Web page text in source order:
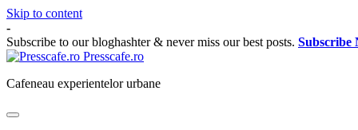
Skip to content
-
Subscribe to our bloghashter & never miss our best posts. Subscribe
Presscafe.ro
Cafeneau experientelor urbane